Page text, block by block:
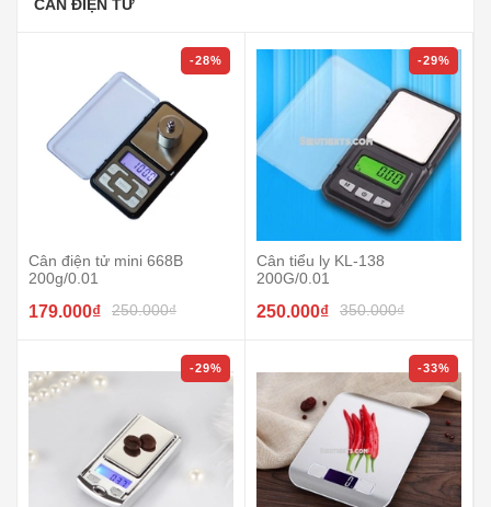
CÂN ĐIỆN TỬ
-28%
Cân điện tử mini 668B
200g/0.01
179.000₫ 250.000₫
-29%
-29%
Cân tiểu ly KL-138
200G/0.01
250.000₫ 350.000₫
-33%